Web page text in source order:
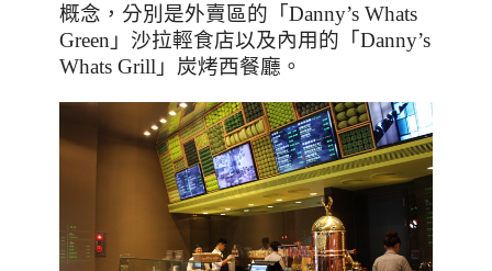
概念，分別是外賣區的「Danny’s Whats
Green 」沙拉輕食店以及內用的「Danny’s
Whats Grill 」炭烤西餐廳。